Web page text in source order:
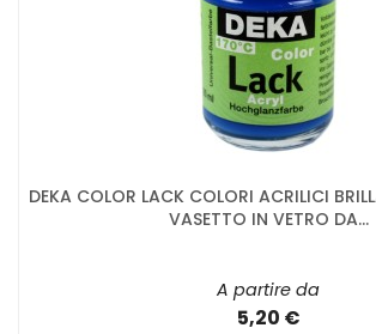
DEKA COLOR LACK COLORI ACRILICI
VASETTO IN VETRO DA...
A partire da
5,20 €